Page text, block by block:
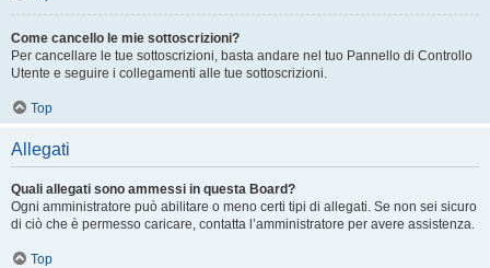
Come cancello le mie sottoscrizioni?
Per cancellare le tue sottoscrizioni, basta andare nel tuo Pannello di Controllo
Utente e seguire i collegamenti alle tue sottoscrizioni.
Top
Allegati
Quali allegati sono ammessi in questa Board?
Ogni amministratore può abilitare o meno certi tipi di allegati. Se non sei sicuro
di ciò che è permesso caricare, contatta l’amministratore per avere assistenza.
Top